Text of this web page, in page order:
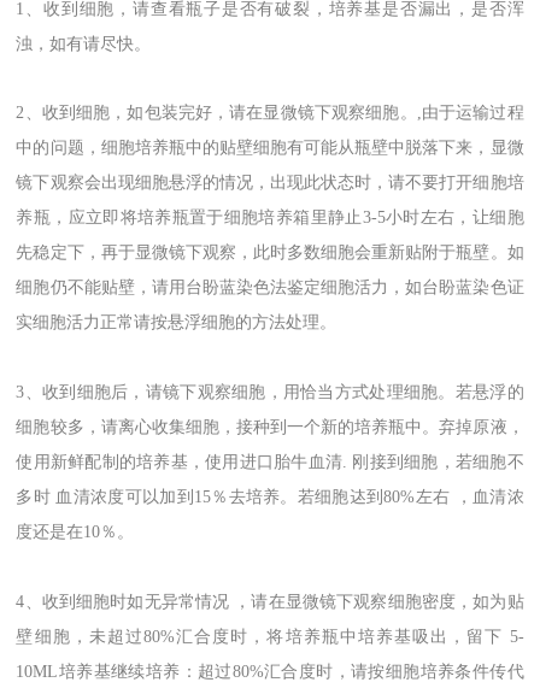
1、收到细胞，请查看瓶子是否有破裂，培养基是否漏出，是否浑
浊，如有请尽快。
2、收到细胞，如包装完好，请在显微镜下观察细胞。,由于运输过程
中的问题，细胞培养瓶中的贴壁细胞有可能从瓶壁中脱落下来，显微
镜下观察会出现细胞悬浮的情况，出现此状态时，请不要打开细胞培
养瓶，应立即将培养瓶置于细胞培养箱里静止3-5小时左右，让细胞
先稳定下，再于显微镜下观察，此时多数细胞会重新贴附于瓶壁。如
细胞仍不能贴壁，请用台盼蓝染色法鉴定细胞活力，如台盼蓝染色证
实细胞活力正常请按悬浮细胞的方法处理。
3、收到细胞后，请镜下观察细胞，用恰当方式处理细胞。若悬浮的
细胞较多，请离心收集细胞，接种到一个新的培养瓶中。弃掉原液，
使用新鲜配制的培养基，使用进口胎牛血清. 刚接到细胞，若细胞不
多时 血清浓度可以加到15％去培养。若细胞迏到80%左右 ，血清浓
度还是在10％。
4、收到细胞时如无异常情况 ，请在显微镜下观察细胞密度，如为贴
壁细胞，未超过80%汇合度时，将培养瓶中培养基吸出，留下 5-
10ML培养基继续培养：超过80%汇合度时，请按细胞培养条件传代